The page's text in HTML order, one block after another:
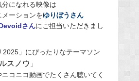
になれる映像は
ーションをゆりぼうさん
さんにご担当いただきまし
2025」にぴったりなテーマソン
スノウ 」
コニコ動画でたくさん聴いてく